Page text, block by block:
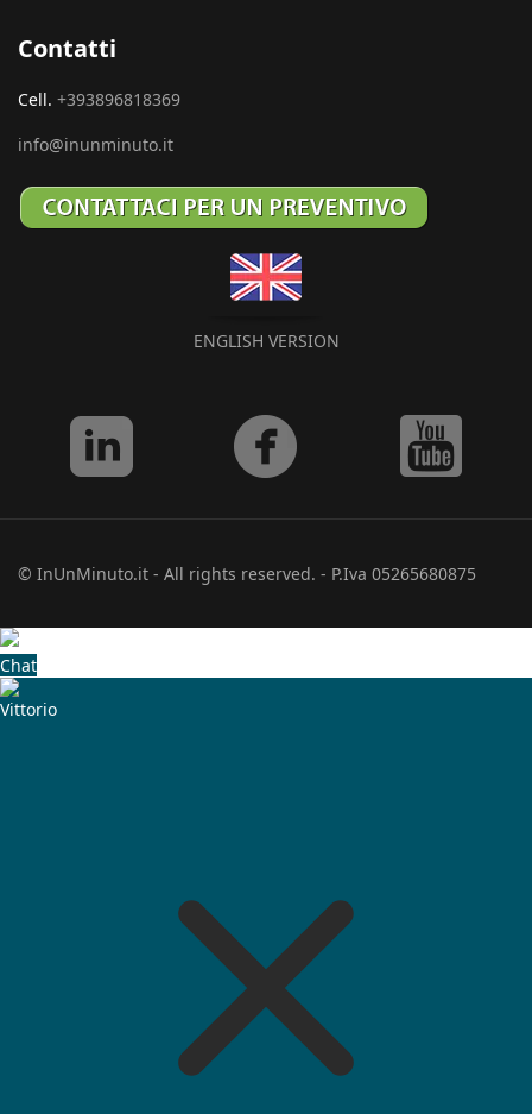
Contatti
Cell. +393896818369
info@inunminuto.it
ENGLISH VERSION
© InUnMinuto.it - All rights reserved. - P.Iva 05265680875
Chat
Vittorio